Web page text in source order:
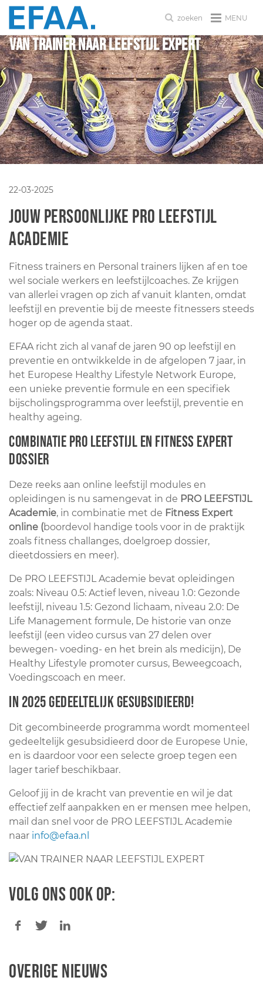
MENU
zoeken
VAN TRAINER NAAR LEEFSTIJL EXPERT
22-03-2025
Jouw persoonlijke PRO LEEFSTIJL
ACADEMIE
Fitness trainers en Personal trainers lijken af en toe
wel sociale werkers en leefstijlcoaches. Ze krijgen
van allerlei vragen op zich af vanuit klanten, omdat
leefstijl en preventie bij de meeste fitnessers steeds
hoger op de agenda staat.
EFAA richt zich al vanaf de jaren 90 op leefstijl en
preventie en ontwikkelde in de afgelopen 7 jaar, in
het Europese Healthy Lifestyle Network Europe,
een unieke preventie formule en een specifiek
bijscholingsprogramma over leefstijl, preventie en
healthy ageing.
Combinatie PRO LEEFSTIJL en Fitness Expert
dossier
Deze reeks aan online leefstijl modules en
opleidingen is nu samengevat in de PRO LEEFSTIJL
Academie, in combinatie met de Fitness Expert
online (boordevol handige tools voor in de praktijk
zoals fitness challanges, doelgroep dossier,
dieetdossiers en meer).
De PRO LEEFSTIJL Academie bevat opleidingen
zoals: Niveau 0.5: Actief leven, niveau 1.0: Gezonde
leefstijl, niveau 1.5: Gezond lichaam, niveau 2.0: De
Life Management formule, De historie van onze
leefstijl (een video cursus van 27 delen over
bewegen- voeding- en het brein als medicijn), De
Healthy Lifestyle promoter cursus, Beweegcoach,
Voedingscoach en meer.
In 2025 gedeeltelijk gesubsidieerd!
Dit gecombineerde programma wordt momenteel
gedeeltelijk gesubsidieerd door de Europese Unie,
en is daardoor voor een selecte groep tegen een
lager tarief beschikbaar.
Geloof jij in de kracht van preventie en wil je dat
effectief zelf aanpakken en er mensen mee helpen,
mail dan snel voor de PRO LEEFSTIJL Academie
naar info@efaa.nl
Volg ons ook op:
Overige nieuws